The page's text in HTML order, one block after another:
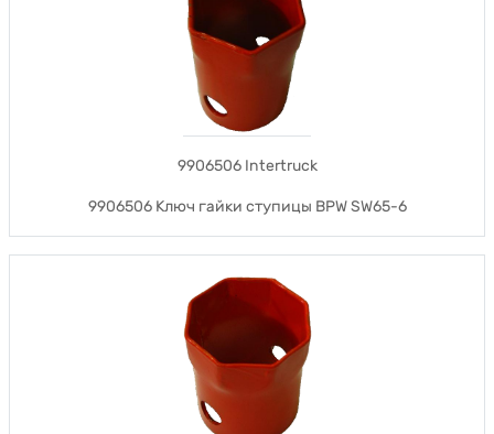
9906506 Intertruck
9906506 Ключ гайки ступицы BPW SW65-6